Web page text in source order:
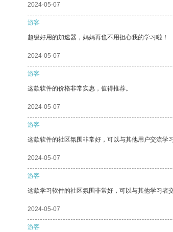
2024-05-07
游客
超级好用的加速器，妈妈再也不用担心我的学习啦！
2024-05-07
游客
这款软件的价格非常实惠，值得推荐。
2024-05-07
游客
这款软件的社区氛围非常好，可以与其他用户交流学习
2024-05-07
游客
这款学习软件的社区氛围非常好，可以与其他学习者
2024-05-07
游客